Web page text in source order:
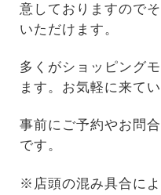
意しておりますので
いただけます。
多くがショッピング
ます。お気軽に来て
事前にご予約やお問
です。
※店頭の混み具合に